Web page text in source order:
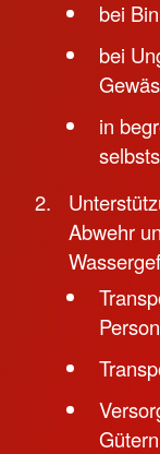
bei
bei
in
Abwehr
Gütern